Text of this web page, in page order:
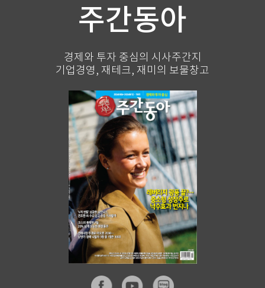
주간동아
경제와 투자 중심의 시사주간지
기업경영, 재테크, 재미의 보물창고